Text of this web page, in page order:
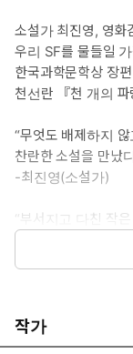
소설가 최진영, 영화
우리 SF를 물들일
한국과학문학상 장
천선란 『천 개의 파
“무엇도 배제하지
찬란한 소설을 만났
-최진영(소설가)
“부서지고 다친 작
촘촘한 기쁨이 파랑
지는 얇고 가느다란
워 쉽지 않다. 하지
작가